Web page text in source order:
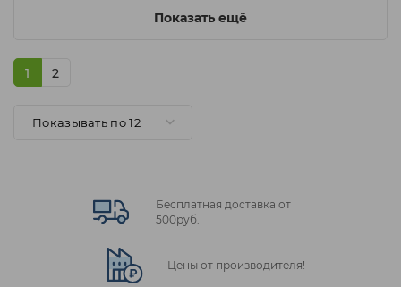
Показать ещё
1 2
Показывать по 12
Бесплатная доставка от
500руб.
Цены от производителя!